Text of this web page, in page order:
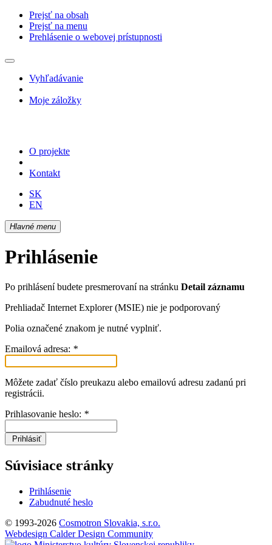
Prejsť na obsah
Prejsť na menu
Prehlásenie o webovej prístupnosti
Vyhľadávanie
Moje záložky
O projekte
Kontakt
SK
EN
Hlavné menu
Prihlásenie
Po prihlásení budete presmerovaní na stránku Detail záznamu
Prehliadač Internet Explorer (MSIE) nie je podporovaný
Polia označené znakom je nutné vyplniť.
Emailová adresa: *
Môžete zadať číslo preukazu alebo emailovú adresu zadanú pri
registrácii.
Prihlasovanie heslo: *
Prihlásiť
Súvisiace stránky
Prihlásenie
Zabudnuté heslo
© 1993-2026 Cosmotron Slovakia, s.r.o.
Webdesign Calder Design Community